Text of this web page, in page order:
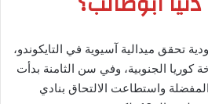
تحقق ميدالية آسيوية في التايكوندو،
الجنوبية، وفي سن الثامنة بدأت
واستطاعت الالتحاق بنادي